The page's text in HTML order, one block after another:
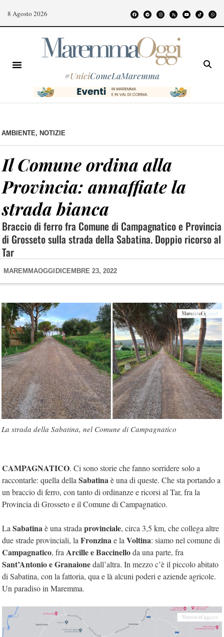
8 Agosto 2026
#UniciComeLaMaremma
AMBIENTE, NOTIZIE
Il Comune ordina alla
Provincia: annaffiate la
strada bianca
Braccio di ferro fra Comune di Campagnatico e Provincia
di Grosseto sulla strada della Sabatina. Doppio ricorso al
Tar
MAREMMAOGGI DICEMBRE 23, 2022
La strada della Sabatina, nel Comune di Campagnatico
CAMPAGNATICO. Ci sono storie che fanno sorridere solo a
raccontarle: quella della Sabatinaè una di queste. Che sta portando a
un braccio di ferro, con tanto di ordinanze e ricorsi al Tar, fra la
Provincia di Grosseto e il Comune di Campagnatico.
La Sabatinaè una strada provinciale, circa 3,5 km, che collega altre
due strade provinciali, la Fronzinae la Voltina: siamo nel comune di
Campagnatico, fra Arcille e Baccinelloda una parte, fra
Sant’Antonio e Granaionedall’altra. In mezzo c’è il piccolo abitato
di Sabatina, con la fattoria, qua e là alcuni poderi e aziende agricole.
Un paradiso in Maremma.